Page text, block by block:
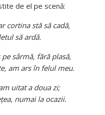
de el pe scenă:
cortina stă să cadă,
să ardă.
sârmă, fără plasă,
am ars în felul meu.
uitat a doua zi;
numai la ocazii.